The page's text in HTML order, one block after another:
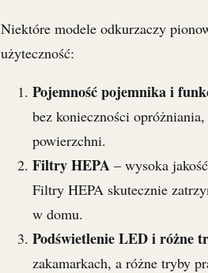
Niektóre modele odkurzaczy
użyteczność:
Pojemność pojemnika i
bez konieczności
powierzchni.
Filtry HEPA– wysoka
Filtry HEPA skutecznie
w domu.
Podświetlenie LED i różne
zakamarkach, a różne tryby